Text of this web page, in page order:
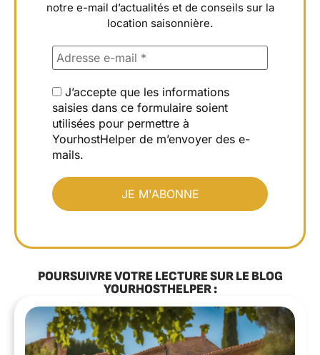
notre e-mail d’actualités et de conseils sur la
location saisonnière.
J’accepte que les informations
saisies dans ce formulaire soient
utilisées pour permettre à
YourhostHelper de m’envoyer des e-
mails.
POURSUIVRE VOTRE LECTURE SUR LE BLOG
YOURHOSTHELPER :